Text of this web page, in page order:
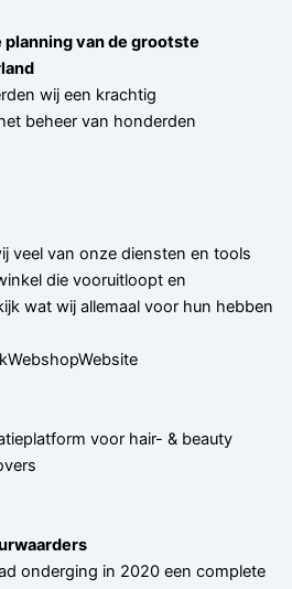
planning van de grootste
wij een krachtig
beheer van honderden
veel van onze diensten en tools
die vooruitloopt en
wat wij allemaal voor hun hebben
WebshopWebsite
voor hair- & beauty
onderging in 2020 een complete